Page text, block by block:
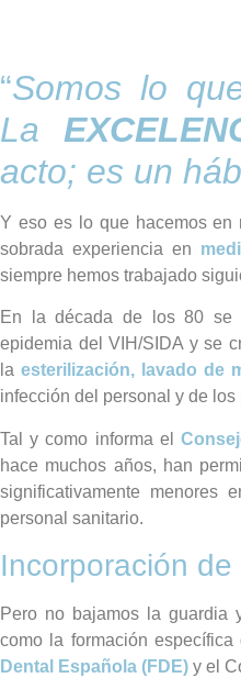
“Somos lo
La
acto; es un
Y eso es lo que hacemos en
sobrada experiencia en
siempre hemos trabajado
En la década de los 80 se
epidemia del VIH/SIDA y se
la esterilización, lavado de
infección del personal y de
Tal y como informa el
hace muchos años, han
significativamente menores
personal sanitario.
Incorporación
Pero no bajamos la guardia
como la formación
Dental Española (FDE) y el